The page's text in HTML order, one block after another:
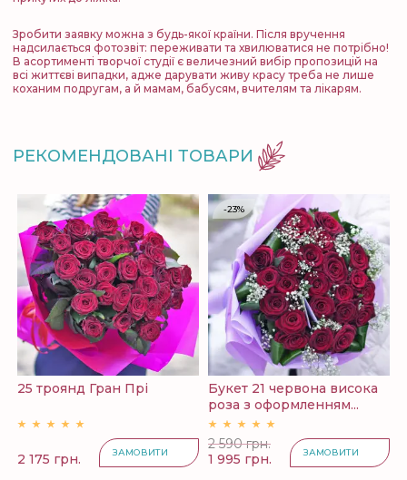
Зробити заявку можна з будь-якої країни. Після вручення
надсилається фотозвіт: переживати та хвилюватися не потрібно!
В асортименті творчої студії є величезний вибір пропозицій на
всі життєві випадки, адже дарувати живу красу треба не лише
коханим подругам, а й мамам, бабусям, вчителям та лікарям.
РЕКОМЕНДОВАНІ ТОВАРИ
25 троянд Гран Прі
2 175 грн. ЗАМОВИТИ
-23%
Букет 21 червона висока
роза з оформленням...
2 590 грн.
1 995 грн.
ЗАМОВИТИ